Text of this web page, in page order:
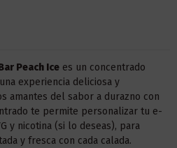
Peach Icees un concentrado
experiencia deliciosa y
amantes del sabor a durazno con
te permite personalizar tu e-
y nicotina (si lo deseas), para
y fresca con cada calada.